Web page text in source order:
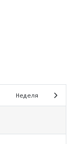
Неделя